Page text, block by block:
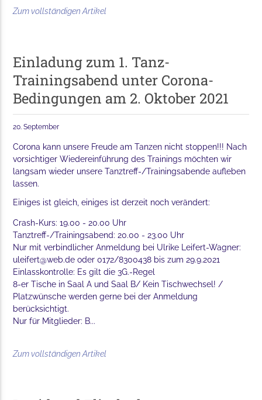
Zum vollständigen Artikel
Einladung zum 1. Tanz-
Trainingsabend unter Corona-
Bedingungen am 2. Oktober 2021
20. September
Corona kann unsere Freude am Tanzen nicht stoppen!!! Nach
vorsichtiger Wiedereinführung des Trainings möchten wir
langsam wieder unsere Tanztreff-/Trainingsabende aufleben
lassen.
Einiges ist gleich, einiges ist derzeit noch verändert:
Crash-Kurs: 19.00 - 20.00 Uhr
Tanztreff-/Trainingsabend: 20.00 - 23.00 Uhr
Nur mit verbindlicher Anmeldung bei Ulrike Leifert-Wagner:
uleifert@web.de oder 0172/8300438 bis zum 29.9.2021
Einlasskontrolle: Es gilt die 3G.-Regel
8-er Tische in Saal A und Saal B/ Kein Tischwechsel! /
Platzwünsche werden gerne bei der Anmeldung
berücksichtigt.
Nur für Mitglieder: B...
Zum vollständigen Artikel